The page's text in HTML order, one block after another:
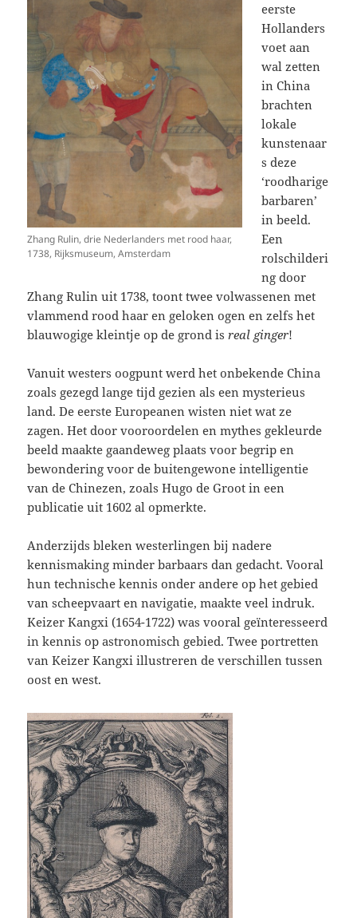
Zhang Rulin, drie Nederlanders met rood haar,
1738, Rijksmuseum, Amsterdam
eerste
Hollanders
voet aan
wal zetten
in China
brachten
lokale
kunstenaar
s deze
‘roodharige
barbaren’
in beeld.
Een
rolschilderi
ng door
Zhang Rulin uit 1738, toont twee volwassenen met
vlammend rood haar en geloken ogen en zelfs het
blauwogige kleintje op de grond isreal ginger!
Vanuit westers oogpunt werd het onbekende China
zoals gezegd lange tijd gezien als een mysterieus
land. De eerste Europeanen wisten niet wat ze
zagen. Het door vooroordelen en mythes gekleurde
beeld maakte gaandeweg plaats voor begrip en
bewondering voor de buitengewone intelligentie
van de Chinezen, zoals Hugo de Groot in een
publicatie uit 1602 al opmerkte.
Anderzijds bleken westerlingen bij nadere
kennismaking minder barbaars dan gedacht. Vooral
hun technische kennis onder andere op het gebied
van scheepvaart en navigatie, maakte veel indruk.
Keizer Kangxi (1654-1722) was vooral geïnteresseerd
in kennis op astronomisch gebied. Twee portretten
van Keizer Kangxi illustreren de verschillen tussen
oost en west.